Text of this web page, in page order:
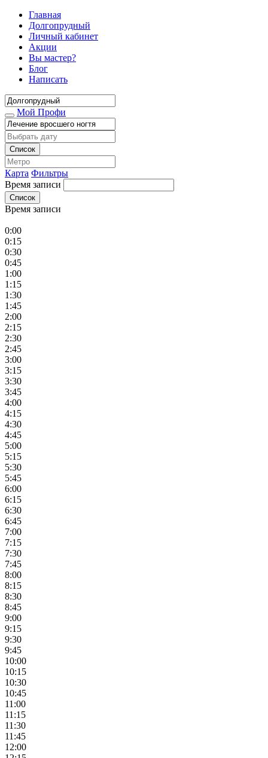
Главная
Долгопрудный
Личный кабинет
Акции
Вы мастер?
Блог
Написать
Мой Профи
Список
Карта Фильтры
Время записи
Список
Время записи
0:00
0:15
0:30
0:45
1:00
1:15
1:30
1:45
2:00
2:15
2:30
2:45
3:00
3:15
3:30
3:45
4:00
4:15
4:30
4:45
5:00
5:15
5:30
5:45
6:00
6:15
6:30
6:45
7:00
7:15
7:30
7:45
8:00
8:15
8:30
8:45
9:00
9:15
9:30
9:45
10:00
10:15
10:30
10:45
11:00
11:15
11:30
11:45
12:00